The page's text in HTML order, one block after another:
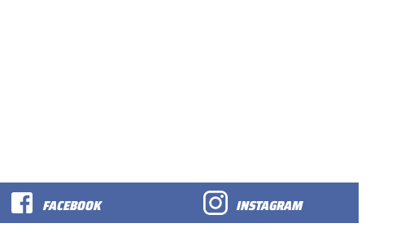
FACEBOOK INSTAGRAM